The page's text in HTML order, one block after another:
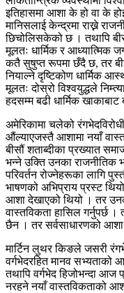
इतिहासमा आशा के हो वा के
मानिसलाई केन्द्रमा राख्ने
छिचोलिसकेको छ । तथापि
मूलतः धार्मिक र आध्यात्मिक
कतै सुषुप्त रूपमा छँदै छ, तर
नियाल्ने दृष्टिकोण धार्मिक
मूलतः दोस्रो विश्वयुद्धले
हदसम्म बढी धार्मिक खाकाबाट
अमेरिकामा चलेको
औंल्याएजस्तै आशामा नयाँ
बीसौं शताब्दीका प्रख्यात
भन्ने उक्ति उनका राजनीतिक
परिवर्तन रोज्नेहरूका लागि
भाषणको अभिप्राय प्रस्ट
आशा देखाएको थियो । तर
वास्तविकता हासिल गर्नुपर्छ
छैन । तर सर्वसाधारणको आशा
मार्टिन लुथर किङले जसरी
वर्गभेदरहित मानव सभ्यताको
तथापि वर्गभेद हिजोभन्दा आज
नरहने नयाँ वास्तविकताको